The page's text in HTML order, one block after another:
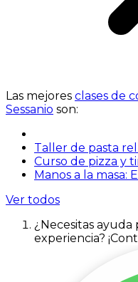
Las mejores clases de
Sessanio son:
Taller de pasta
Curso de pizza y
Manos a la masa:
Ver todos
¿Necesitas
experiencia?